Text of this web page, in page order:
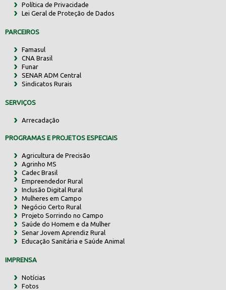
Política de Privacidade
Lei Geral de Proteção de Dados
PARCEIROS
Famasul
CNA Brasil
Funar
SENAR ADM Central
Sindicatos Rurais
SERVIÇOS
Arrecadação
PROGRAMAS E PROJETOS ESPECIAIS
Agricultura de Precisão
Agrinho MS
Cadec Brasil
Empreendedor Rural
Inclusão Digital Rural
Mulheres em Campo
Negócio Certo Rural
Projeto Sorrindo no Campo
Saúde do Homem e da Mulher
Senar Jovem Aprendiz Rural
Educação Sanitária e Saúde Animal
IMPRENSA
Notícias
Fotos